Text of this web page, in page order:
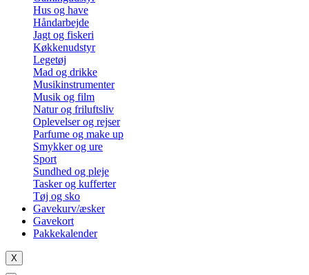
Hus og have
Håndarbejde
Jagt og fiskeri
Køkkenudstyr
Legetøj
Mad og drikke
Musikinstrumenter
Musik og film
Natur og friluftsliv
Oplevelser og rejser
Parfume og make up
Smykker og ure
Sport
Sundhed og pleje
Tasker og kufferter
Tøj og sko
Gavekurv/æsker
Gavekort
Pakkekalender
X